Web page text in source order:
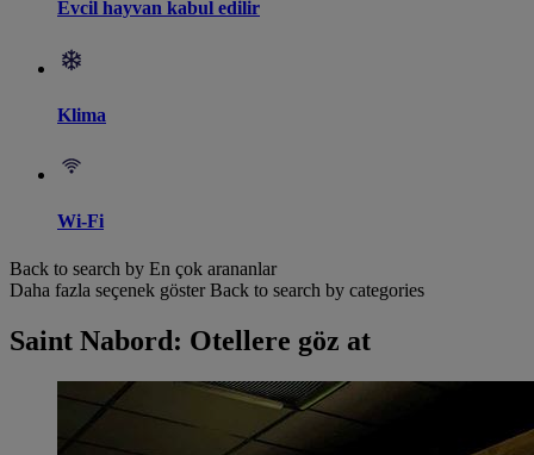
Evcil hayvan kabul edilir
Klima
Wi-Fi
Back to search by En çok arananlar
Daha fazla seçenek göster Back to search by categories
Saint Nabord: Otellere göz at